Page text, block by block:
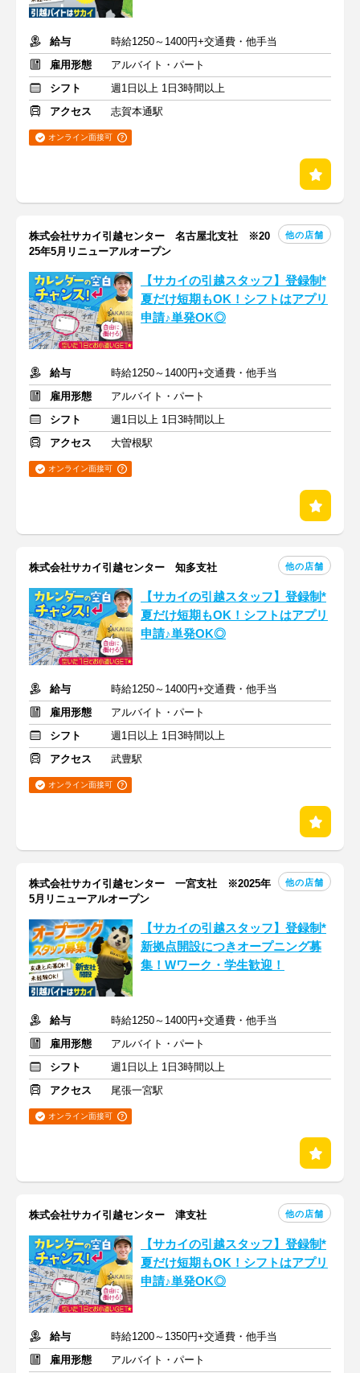
給与
時給1250～1400円+交通費・他手当
雇用形態
アルバイト・パート
シフト
週1日以上 1日3時間以上
アクセス
志賀本通駅
オンライン面接可
株式会社サカイ引越センター 名古屋北支社 ※20
25年5月リニューアルオープン
他の店舗
【サカイの引越スタッフ】登録制*
夏だけ短期もOK！シフトはアプリ
申請♪単発OK◎
給与
時給1250～1400円+交通費・他手当
雇用形態
アルバイト・パート
シフト
週1日以上 1日3時間以上
アクセス
大曽根駅
オンライン面接可
株式会社サカイ引越センター 知多支社 他の店舗
【サカイの引越スタッフ】登録制*
夏だけ短期もOK！シフトはアプリ
申請♪単発OK◎
給与
時給1250～1400円+交通費・他手当
雇用形態
アルバイト・パート
シフト
週1日以上 1日3時間以上
アクセス
武豊駅
オンライン面接可
株式会社サカイ引越センター 一宮支社 ※2025年
5月リニューアルオープン
他の店舗
【サカイの引越スタッフ】登録制*
新拠点開設につきオープニング募
集！Wワーク・学生歓迎！
給与
時給1250～1400円+交通費・他手当
雇用形態
アルバイト・パート
シフト
週1日以上 1日3時間以上
アクセス
尾張一宮駅
オンライン面接可
株式会社サカイ引越センター 津支社 他の店舗
【サカイの引越スタッフ】登録制*
夏だけ短期もOK！シフトはアプリ
申請♪単発OK◎
給与
時給1200～1350円+交通費・他手当
雇用形態
アルバイト・パート